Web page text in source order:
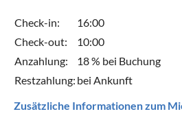
Check-in:
16:00
Check-out:
10:00
Anzahlung:
18 % bei Buchung
Restzahlung: bei Ankunft
Zusätzliche Informationen zum